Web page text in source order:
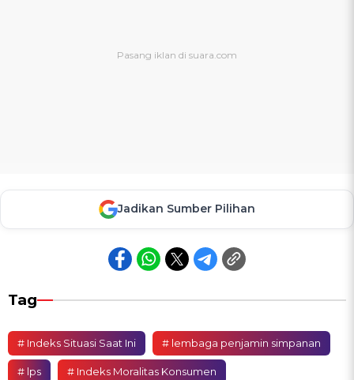
Jadikan Sumber Pilihan
Tag
# Indeks Situasi Saat Ini # lembaga penjamin simpanan
# lps # Indeks Moralitas Konsumen